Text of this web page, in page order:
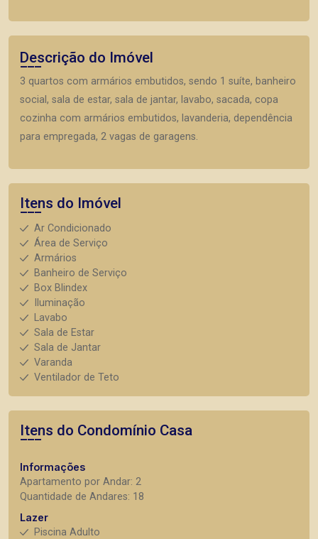
Descrição do Imóvel
3 quartos com armários embutidos, sendo 1 suíte, banheiro
social, sala de estar, sala de jantar, lavabo, sacada, copa
cozinha com armários embutidos, lavanderia, dependência
para empregada, 2 vagas de garagens.
Itens do Imóvel
Ar Condicionado
Área de Serviço
Armários
Banheiro de Serviço
Box Blindex
Iluminação
Lavabo
Sala de Estar
Sala de Jantar
Varanda
Ventilador de Teto
Itens do Condomínio Casa
Informações
Apartamento por Andar: 2
Quantidade de Andares: 18
Lazer
Piscina Adulto